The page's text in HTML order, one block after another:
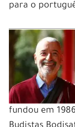
para o
fundou em